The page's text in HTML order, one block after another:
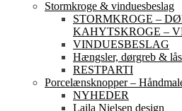
Stormkroge & vinduesbeslag
STORMKROGE –
KAHYTSKROGE –
VINDUESBESLAG
Hængsler, dørgreb &
RESTPARTI
Porcelænsknopper –
NYHEDER
Laila Nielsen design